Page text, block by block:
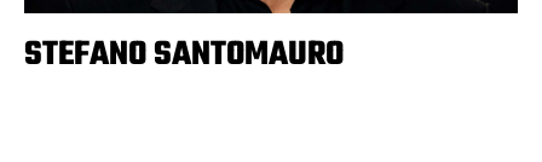
STEFANO SANTOMAURO